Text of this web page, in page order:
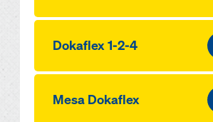
Dokaflex 1-2-4
Mesa Dokaflex